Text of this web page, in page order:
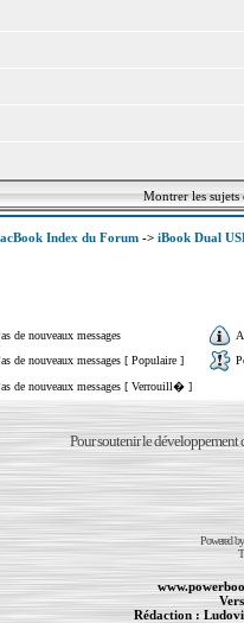
Montrer les
Index du Forum-> iBook Dual
de nouveaux messages
de nouveaux messages [ Populaire ]
de nouveaux messages [ Verrouill� ]
Pour soutenir le développement
Powered
Rédaction :